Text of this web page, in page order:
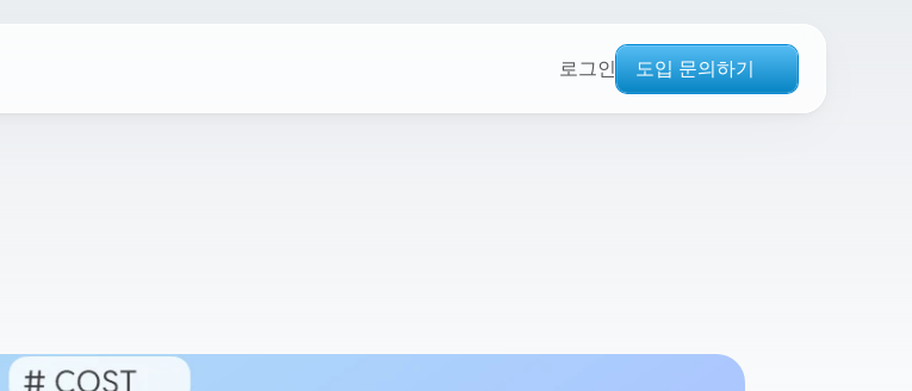
로그인 도입 문의하기